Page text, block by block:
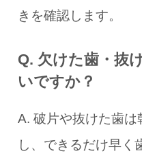
きを確認します。
Q. 欠けた歯・抜
いですか？
A. 破片や抜けた歯
し、できるだけ早く